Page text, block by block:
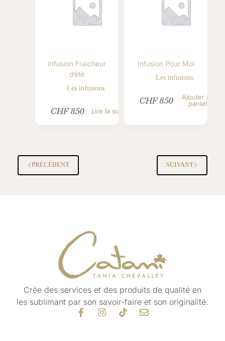
Infusion Fraicheur
d’été
Les infusions
CHF8.50 Lire la suite
Infusion Pour Moi
Les infusions
CHF8.50
Ajouter au
panier
PRÉCÉDENT SUIVANT
Crée des services et des produits de qualité en
les sublimant par son savoir-faire et son originalité.